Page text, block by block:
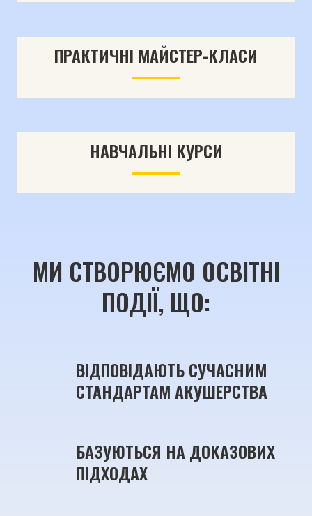
ПРАКТИЧНІ МАЙСТЕР-КЛАСИ
НАВЧАЛЬНІ КУРСИ
МИ СТВОРЮЄМО ОСВІТНІ
ПОДІЇ, ЩО:
ВІДПОВІДАЮТЬ СУЧАСНИМ
СТАНДАРТАМ АКУШЕРСТВА
БАЗУЮТЬСЯ НА ДОКАЗОВИХ
ПІДХОДАХ